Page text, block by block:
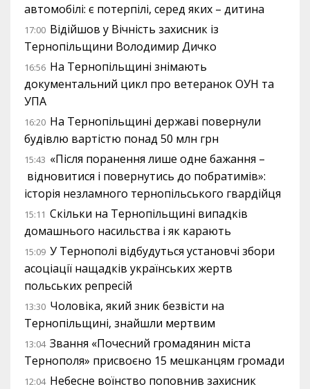
автомобілі: є потерпілі, серед яких – дитина
17:00 Відійшов у Вічність захисник із
Тернопільщини Володимир Дичко
16:56 На Тернопільщині знімають
документальний цикл про ветеранок ОУН та
УПА
16:20 На Тернопільщині державі повернули
будівлю вартістю понад 50 млн грн
15:43 «Після поранення лише одне бажання –
відновитися і повернутись до побратимів»:
історія незламного тернопільського гвардійця
15:11 Скільки на Тернопільщині випадків
домашнього насильства і як карають
15:09 У Тернополі відбудуться установчі збори
асоціації нащадків українських жертв
польських репресій
13:30 Чоловіка, який зник безвісти на
Тернопільщині, знайшли мертвим
13:04 Звання «Почесний громадянин міста
Тернополя» присвоєно 15 мешканцям громади
12:04 Небесне воїнство поповнив захисник